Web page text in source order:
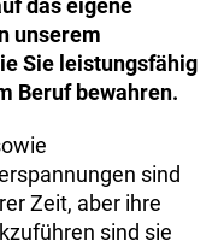
das eigene
unserem
Sie leistungsfähig
Beruf bewahren.
sind
Zeit, aber ihre
sind sie